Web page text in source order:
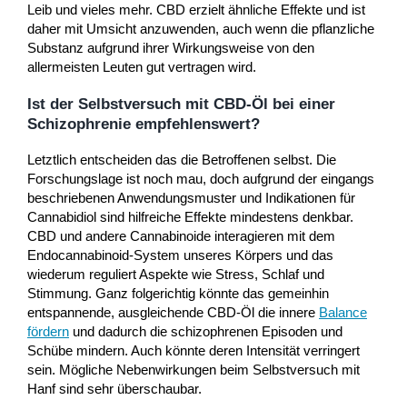
Leib und vieles mehr. CBD erzielt ähnliche Effekte und ist
daher mit Umsicht anzuwenden, auch wenn die pflanzliche
Substanz aufgrund ihrer Wirkungsweise von den
allermeisten Leuten gut vertragen wird.
Ist der Selbstversuch mit CBD-Öl bei einer
Schizophrenie empfehlenswert?
Letztlich entscheiden das die Betroffenen selbst. Die
Forschungslage ist noch mau, doch aufgrund der eingangs
beschriebenen Anwendungsmuster und Indikationen für
Cannabidiol sind hilfreiche Effekte mindestens denkbar.
CBD und andere Cannabinoide interagieren mit dem
Endocannabinoid-System unseres Körpers und das
wiederum reguliert Aspekte wie Stress, Schlaf und
Stimmung. Ganz folgerichtig könnte das gemeinhin
entspannende, ausgleichende CBD-Öl die innere Balance
fördern und dadurch die schizophrenen Episoden und
Schübe mindern. Auch könnte deren Intensität verringert
sein. Mögliche Nebenwirkungen beim Selbstversuch mit
Hanf sind sehr überschaubar.